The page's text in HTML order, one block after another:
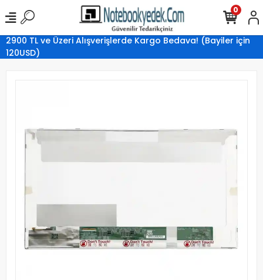
2900 TL ve Üzeri Alışverişlerde Kargo Bedava! (Bayiler için
120USD)
0